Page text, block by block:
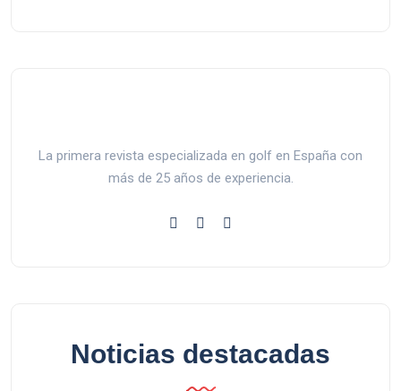
La primera revista especializada en golf en España con
más de 25 años de experiencia.
Noticias destacadas